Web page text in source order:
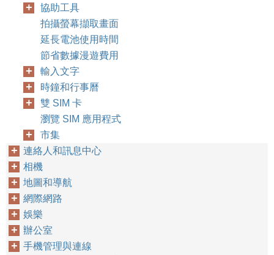
協助工具
拍攝螢幕擷取畫面
延長電池使用時間
節省數據漫遊費用
輸入文字
時鐘和行事曆
雙 SIM 卡
瀏覽 SIM 應用程式
市集
連絡人和訊息中心
相機
地圖和導航
網際網路
娛樂
辦公室
手機管理與連線